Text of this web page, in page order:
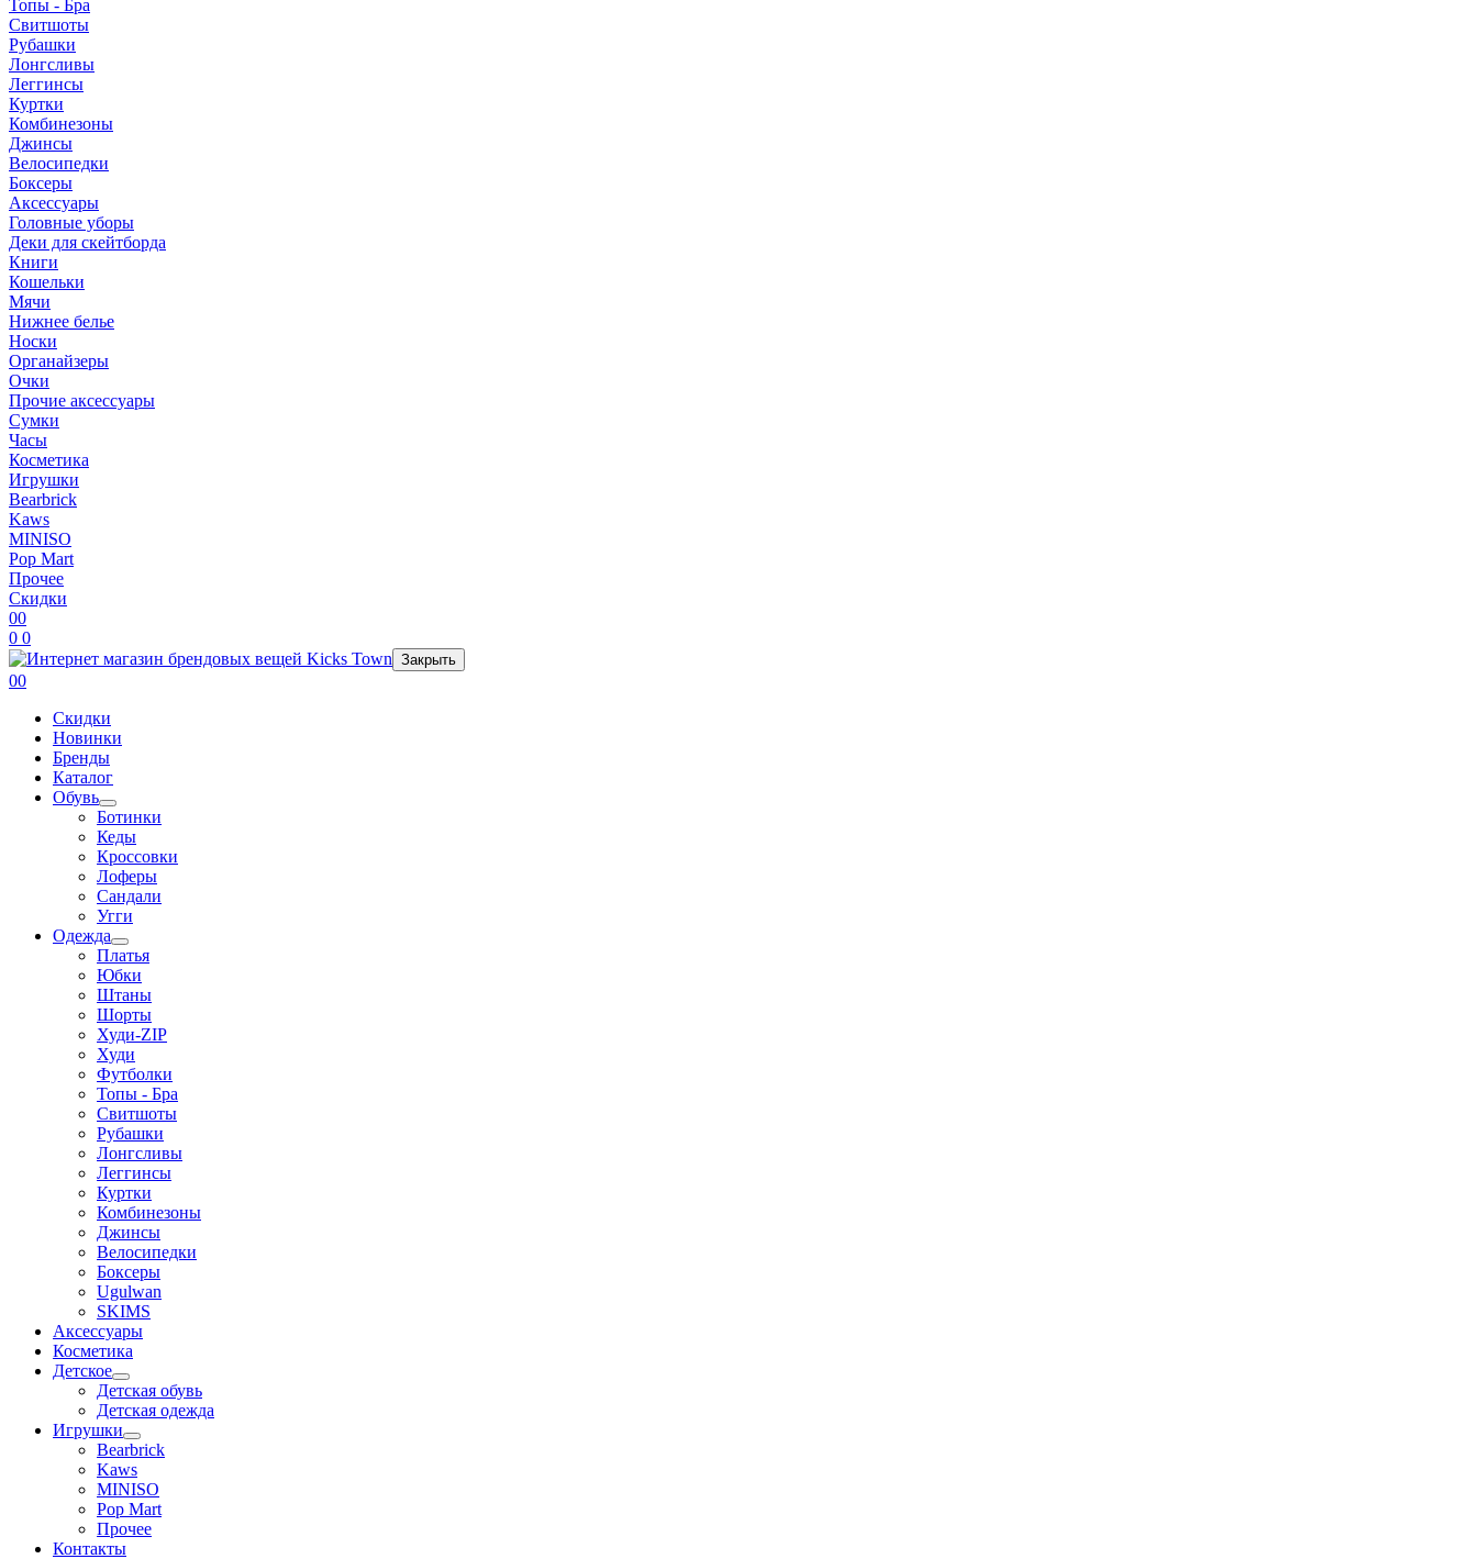
Топы - Бра
Свитшоты
Рубашки
Лонгсливы
Леггинсы
Куртки
Комбинезоны
Джинсы
Велосипедки
Боксеры
Аксессуары
Головные уборы
Деки для скейтборда
Книги
Кошельки
Мячи
Нижнее белье
Носки
Органайзеры
Очки
Прочие аксессуары
Сумки
Часы
Косметика
Игрушки
Bearbrick
Kaws
MINISO
Pop Mart
Прочее
Скидки
00
0 0
Закрыть
00
Скидки
Новинки
Бренды
Каталог
Обувь
Ботинки
Кеды
Кроссовки
Лоферы
Сандали
Угги
Одежда
Платья
Юбки
Штаны
Шорты
Худи-ZIP
Худи
Футболки
Топы - Бра
Свитшоты
Рубашки
Лонгсливы
Леггинсы
Куртки
Комбинезоны
Джинсы
Велосипедки
Боксеры
Ugulwan
SKIMS
Аксессуары
Косметика
Детское
Детская обувь
Детская одежда
Игрушки
Bearbrick
Kaws
MINISO
Pop Mart
Прочее
Контакты